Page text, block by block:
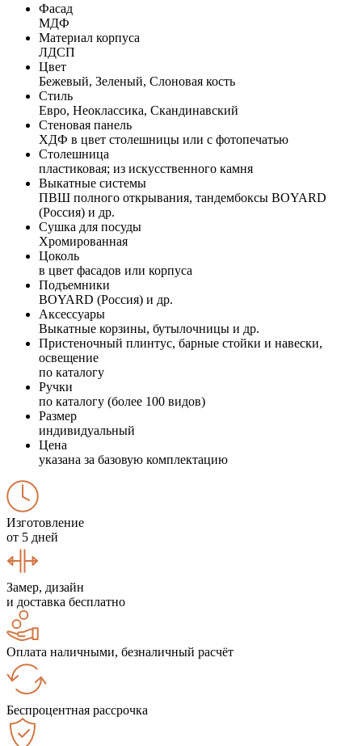
Фасад
МДФ
Материал корпуса
ЛДСП
Цвет
Бежевый, Зеленый, Слоновая кость
Стиль
Евро, Неоклассика, Скандинавский
Стеновая панель
ХДФ в цвет столешницы или с фотопечатью
Столешница
пластиковая; из искусственного камня
Выкатные системы
ПВШ полного открывания, тандембоксы BOYARD
(Россия) и др.
Сушка для посуды
Хромированная
Цоколь
в цвет фасадов или корпуса
Подъемники
BOYARD (Россия) и др.
Аксессуары
Выкатные корзины, бутылочницы и др.
Пристеночный плинтус, барные стойки и навески,
освещение
по каталогу
Ручки
по каталогу (более 100 видов)
Размер
индивидуальный
Цена
указана за базовую комплектацию
Изготовление
от 5 дней
Замер, дизайн
и доставка бесплатно
Оплата наличными, безналичный расчёт
Беспроцентная рассрочка